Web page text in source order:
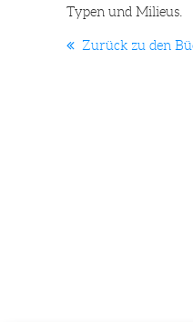
Typen und Milieus.
Zurück zu den